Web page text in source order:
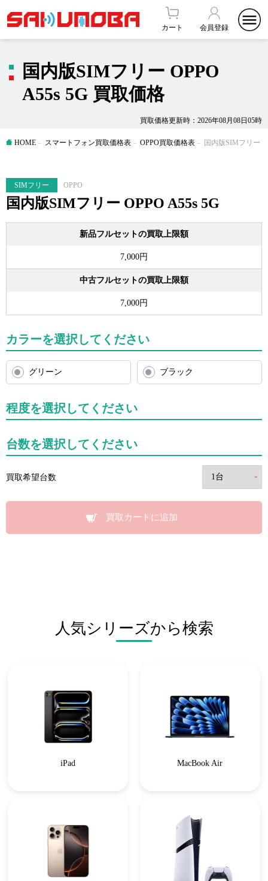
カート 会員登録
買取価格更新時：2026年08月08日05時
国内版SIMフリー OPPO
A55s 5G 買取価格
HOME スマートフォン買取価格表 OPPO買取価格表 国内版SIMフリー
SIMフリー OPPO
国内版SIMフリー OPPO A55s 5G
新品フルセットの買取上限額
7,000円
中古フルセットの買取上限額
7,000円
カラーを選択してください
グリーン ブラック
程度を選択してください
台数を選択してください
買取希望台数
買取カートに追加
人気シリーズから検索
iPad MacBook Air